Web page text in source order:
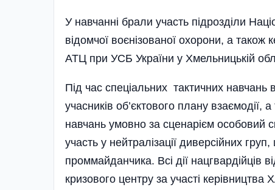
У навчанні брали участь підрозділи
відомчої воєнізованої охорони, а також
АТЦ при УСБ України у Хмельницькій
Під час спеціальних тактичних навчань
учасників об’єк­тового плану взаємодії,
навчань умовно за сценарієм особовий
участь у нейтралізації диверсійних
проммайданчика. Всі дії нацгвардійців
кризового центру за участі керівництва